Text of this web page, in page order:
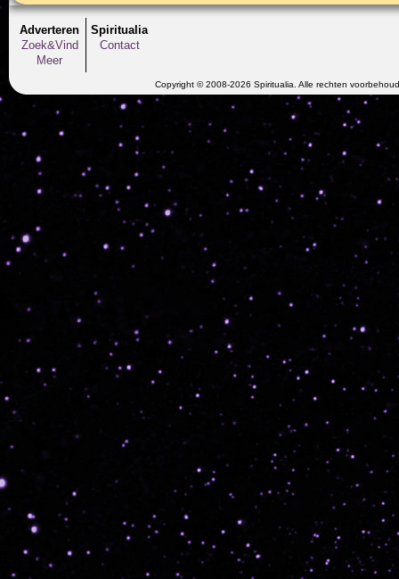
Adverteren
Zoek&Vind
Meer
Spiritualia
Contact
Copyright © 2008-2026 Spiritualia. Alle rechten